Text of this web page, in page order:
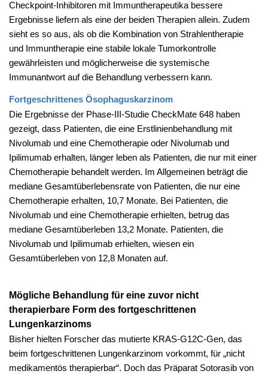
Checkpoint-Inhibitoren mit Immuntherapeutika bessere
Ergebnisse liefern als eine der beiden Therapien allein. Zudem
sieht es so aus, als ob die Kombination von Strahlentherapie
und Immuntherapie eine stabile lokale Tumorkontrolle
gewährleisten und möglicherweise die systemische
Immunantwort auf die Behandlung verbessern kann.
Fortgeschrittenes Ösophaguskarzinom
Die Ergebnisse der Phase-III-Studie CheckMate 648 haben
gezeigt, dass Patienten, die eine Erstlinienbehandlung mit
Nivolumab und eine Chemotherapie oder Nivolumab und
Ipilimumab erhalten, länger leben als Patienten, die nur mit einer
Chemotherapie behandelt werden. Im Allgemeinen beträgt die
mediane Gesamtüberlebensrate von Patienten, die nur eine
Chemotherapie erhalten, 10,7 Monate. Bei Patienten, die
Nivolumab und eine Chemotherapie erhielten, betrug das
mediane Gesamtüberleben 13,2 Monate. Patienten, die
Nivolumab und Ipilimumab erhielten, wiesen ein
Gesamtüberleben von 12,8 Monaten auf.
Mögliche Behandlung für eine zuvor nicht
therapierbare Form des fortgeschrittenen
Lungenkarzinoms
Bisher hielten Forscher das mutierte KRAS-G12C-Gen, das
beim fortgeschrittenen Lungenkarzinom vorkommt, für „nicht
medikamentös therapierbar“. Doch das Präparat Sotorasib von